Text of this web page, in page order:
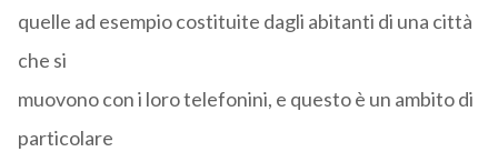
quelle ad esempio costituite dagli abitanti di una città
che si
muovono con i loro telefonini, e questo è un ambito di
particolare